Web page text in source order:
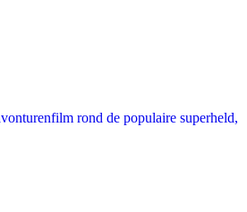
rond de populaire superheld,